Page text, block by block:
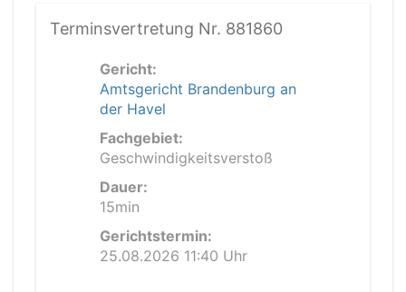
Terminsvertretung Nr. 881860
Gericht:
Amtsgericht Brandenburg an
der Havel
Fachgebiet:
Geschwindigkeitsverstoß
Dauer:
15min
Gerichtstermin:
25.08.2026 11:40 Uhr